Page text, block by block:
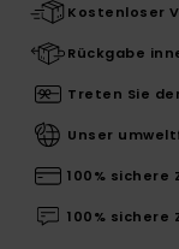
Kostenloser
Rückgabe
Treten Sie
Unser
100% sichere
100% sichere